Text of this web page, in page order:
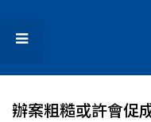
辦案粗糙或許會促